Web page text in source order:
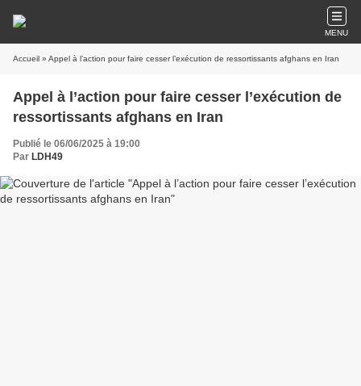
MENU
Accueil » Appel à l’action pour faire cesser l’exécution de ressortissants afghans en Iran
Appel à l’action pour faire cesser l’exécution de
ressortissants afghans en Iran
Publié le 06/06/2025 à 19:00
Par LDH49